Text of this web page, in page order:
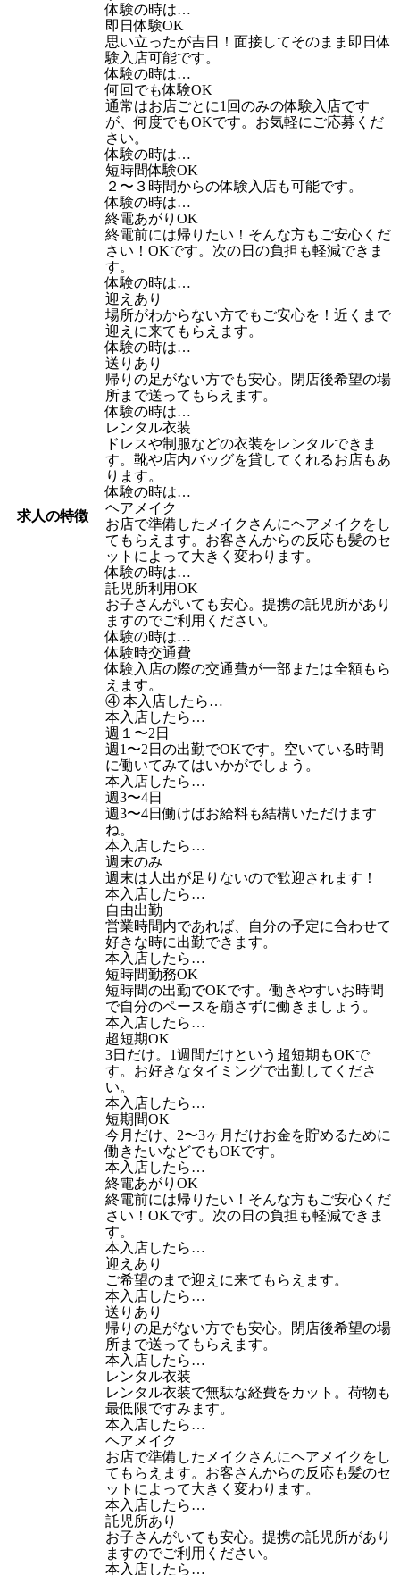
求人の特徴
体験の時は…
即日体験OK
思い立ったが吉日！面接してそのまま即日体
験入店可能です。
体験の時は…
何回でも体験OK
通常はお店ごとに1回のみの体験入店です
が、何度でもOKです。お気軽にご応募くだ
さい。
体験の時は…
短時間体験OK
２〜３時間からの体験入店も可能です。
体験の時は…
終電あがりOK
終電前には帰りたい！そんな方もご安心くだ
さい！OKです。次の日の負担も軽減できま
す。
体験の時は…
迎えあり
場所がわからない方でもご安心を！近くまで
迎えに来てもらえます。
体験の時は…
送りあり
帰りの足がない方でも安心。閉店後希望の場
所まで送ってもらえます。
体験の時は…
レンタル衣装
ドレスや制服などの衣装をレンタルできま
す。靴や店内バッグを貸してくれるお店もあ
ります。
体験の時は…
ヘアメイク
お店で準備したメイクさんにヘアメイクをし
てもらえます。お客さんからの反応も髪のセ
ットによって大きく変わります。
体験の時は…
託児所利用OK
お子さんがいても安心。提携の託児所があり
ますのでご利用ください。
体験の時は…
体験時交通費
体験入店の際の交通費が一部または全額もら
えます。
④ 本入店したら…
本入店したら…
週１〜2日
週1〜2日の出勤でOKです。空いている時間
に働いてみてはいかがでしょう。
本入店したら…
週3〜4日
週3〜4日働けばお給料も結構いただけます
ね。
本入店したら…
週末のみ
週末は人出が足りないので歓迎されます！
本入店したら…
自由出勤
営業時間内であれば、自分の予定に合わせて
好きな時に出勤できます。
本入店したら…
短時間勤務OK
短時間の出勤でOKです。働きやすいお時間
で自分のペースを崩さずに働きましょう。
本入店したら…
超短期OK
3日だけ。1週間だけという超短期もOKで
す。お好きなタイミングで出勤してくださ
い。
本入店したら…
短期間OK
今月だけ、2〜3ヶ月だけお金を貯めるために
働きたいなどでもOKです。
本入店したら…
終電あがりOK
終電前には帰りたい！そんな方もご安心くだ
さい！OKです。次の日の負担も軽減できま
す。
本入店したら…
迎えあり
ご希望のまで迎えに来てもらえます。
本入店したら…
送りあり
帰りの足がない方でも安心。閉店後希望の場
所まで送ってもらえます。
本入店したら…
レンタル衣装
レンタル衣装で無駄な経費をカット。荷物も
最低限ですみます。
本入店したら…
ヘアメイク
お店で準備したメイクさんにヘアメイクをし
てもらえます。お客さんからの反応も髪のセ
ットによって大きく変わります。
本入店したら…
託児所あり
お子さんがいても安心。提携の託児所があり
ますのでご利用ください。
本入店したら…